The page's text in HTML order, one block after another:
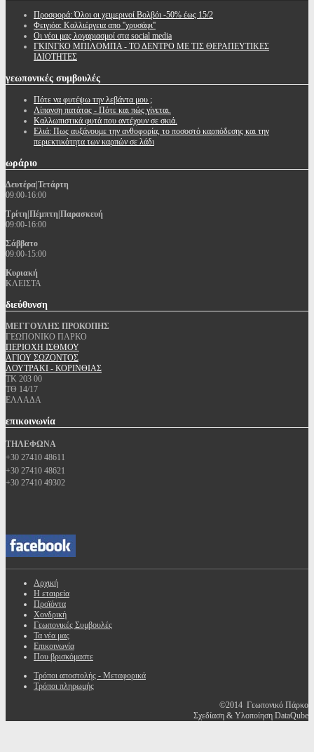
Προσφορά: Όλοι οι χειμερινοί Βολβόι -50% έως 15/2
Φειγιόα: Καλλιέργεια απο ''χρυσάφι''
Oι νέοι μας λογαριασμοί στα social media
ΓΚΙΝΓΚΟ ΜΠΙΛΟΜΠΑ - ΤΟ ΔΕΝΤΡΟ ΜΕ ΤΙΣ ΘΕΡΑΠΕΥΤΙΚΕΣ
ΙΔΙΟΤΗΤΕΣ
γεωπονικές συμβουλές
Πότε να φυτέψω την λεβάντα μου ;
Λίπανση πατάτας - Πότε και πώς γίνεται.
Καλλωπιστικά φυτά που αντέχουν σε σκιά.
Ελιά: Πως αυξάνουμε την ανθοφορία, το ποσοστό καρπόδεσης και την
περιεκτικότητα των καρπών σε λάδι
ωράριο
Δευτέρα|Τετάρτη
09:00-16:00
Τρίτη|Πέμπτη|Παρασκευή
09:00-16:00
Σάββατο
09:00-15:00
Κυριακή
ΚΛΕΙΣΤΑ
διεύθυνση
ΜΕΓΓΟΥΛΗΣ ΠΡΟΚΟΠΗΣ
ΓΕΩΠΟΝΙΚΟ ΠΑΡΚΟ
ΠΕΡΙΟΧΗ ΙΣΘΜΟΥ
ΑΓΙΟΥ ΣΩΖΟΝΤΟΣ
ΛΟΥΤΡΑΚΙ - ΚΟΡΙΝΘΙΑΣ
ΤΚ 203 00
ΤΘ 14/17
ΕΛΛΑΔΑ
επικοινωνία
ΤΗΛΕΦΩΝΑ
+30 27410 48611
+30 27410 48621
+30 27410 49302
Αρχική
Η εταιρεία
Προϊόντα
Χονδρική
Γεωπονικές Συμβουλές
Τα νέα μας
Επικοινωνία
Που βρισκόμαστε
Τρόποι αποστολής - Μεταφορικά
Τρόποι πληρωμής
©2014 Γεωπονικό Πάρκο
Σχεδίαση & Υλοποίηση DataQube